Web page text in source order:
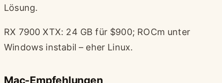
Lösung.
RX 7900 XTX: 24 GB für $900; ROCm unter
Windows instabil – eher Linux.
Mac-Empfehlungen